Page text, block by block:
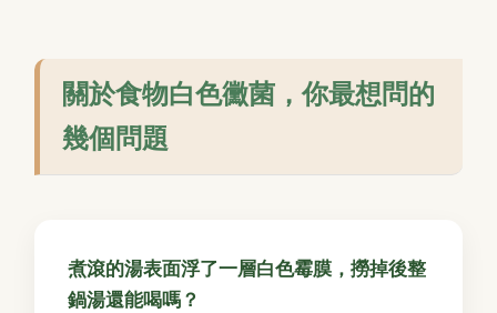
關於食物白色黴菌，你最想問的
幾個問題
煮滾的湯表面浮了一層白色霉膜，撈掉後整
鍋湯還能喝嗎？